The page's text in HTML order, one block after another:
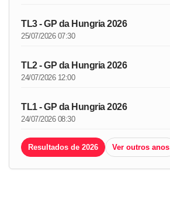
TL3 - GP da Hungria 2026
25/07/2026 07:30
TL2 - GP da Hungria 2026
24/07/2026 12:00
TL1 - GP da Hungria 2026
24/07/2026 08:30
Resultados de 2026 Ver outros anos